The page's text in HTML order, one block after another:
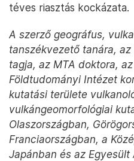
téves riasztás kockázata.
A szerző geográfus,
tanszékvezető tanára,
tagja, az MTA doktora,
Földtudományi Intézet
kutatási területe
vulkángeomorfológiai
Olaszországban,
Franciaországban, a
Japánban és az